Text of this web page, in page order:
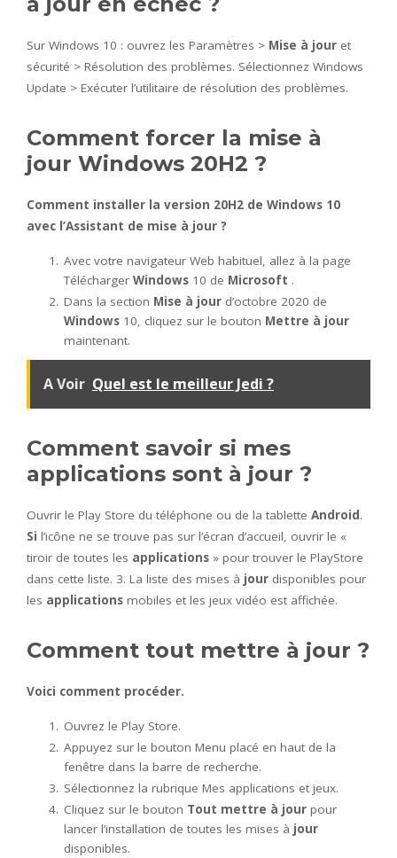
Sur Windows 10 : ouvrez les Paramètres > Mise à jour et
sécurité > Résolution des problèmes. Sélectionnez Windows
Update > Exécuter l’utilitaire de résolution des problèmes.
Comment forcer la mise à
jour Windows 20H2 ?
Comment installer la version 20H2 de Windows 10
avec l’Assistant de mise à jour ?
Avec votre navigateur Web habituel, allez à la page
Télécharger Windows 10 de Microsoft .
Dans la section Mise à jour d’octobre 2020 de
Windows 10, cliquez sur le bouton Mettre à jour
maintenant.
A Voir Quel est le meilleur Jedi ?
Comment savoir si mes
applications sont à jour ?
Ouvrir le Play Store du téléphone ou de la tablette Android.
Si l’icône ne se trouve pas sur l’écran d’accueil, ouvrir le «
tiroir de toutes les applications » pour trouver le PlayStore
dans cette liste. 3. La liste des mises à jour disponibles pour
les applications mobiles et les jeux vidéo est affichée.
Comment tout mettre à jour ?
Voici comment procéder.
Ouvrez le Play Store.
Appuyez sur le bouton Menu placé en haut de la
fenêtre dans la barre de recherche.
Sélectionnez la rubrique Mes applications et jeux.
Cliquez sur le bouton Tout mettre à jour pour
lancer l’installation de toutes les mises à jour
disponibles.